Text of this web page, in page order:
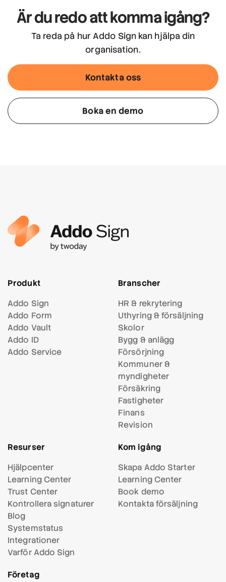
Är du redo att komma igång?
Ta reda på hur Addo Sign kan hjälpa din
organisation.
Kontakta oss
Boka en demo
Produkt
Addo Sign
Addo Form
Addo Vault
Addo ID
Addo Service
Branscher
HR & rekrytering
Uthyring & försäljning
Skolor
Bygg & anlägg
Försörjning
Kommuner &
myndigheter
Försäkring
Fastigheter
Finans
Revision
Resurser
Hjälpcenter
Learning Center
Trust Center
Kontrollera signaturer
Blog
Systemstatus
Integrationer
Varför Addo Sign
Kom igång
Skapa Addo Starter
Learning Center
Book demo
Kontakta försäljning
Företag